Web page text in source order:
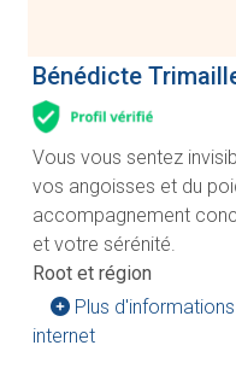
Bénédicte
Vous vous sentez
vos angoisses et du
accompagnement
et votre sérénité.
Root et région
Plus d'informations
internet